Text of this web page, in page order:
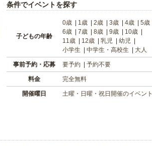
条件でイベントを探す
子どもの年齢
0歳 1歳 2歳 3歳 4歳
5歳
6歳
7歳 8歳 9歳
10歳
11歳
12歳 乳児
幼児
小学生
中学生・高校生 大人
事前予約・応募 要予約 予約不要
料金 完全無料
開催曜日 土曜・日曜・祝日開催のイベント